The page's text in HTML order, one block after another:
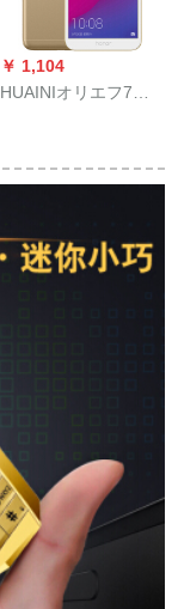
￥ 1,104
HUAINIオリエフ7
配信